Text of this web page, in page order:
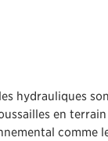
hydrauliques
en
comme